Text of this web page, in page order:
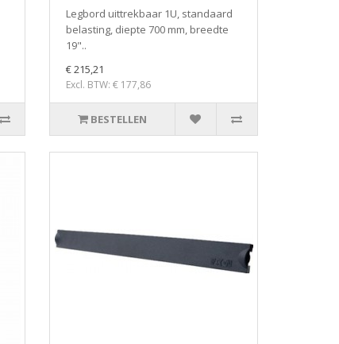
Legbord uittrekbaar 1U, standaard
belasting, diepte 700 mm, breedte
19"..
€ 215,21
Excl. BTW: € 177,86
BESTELLEN